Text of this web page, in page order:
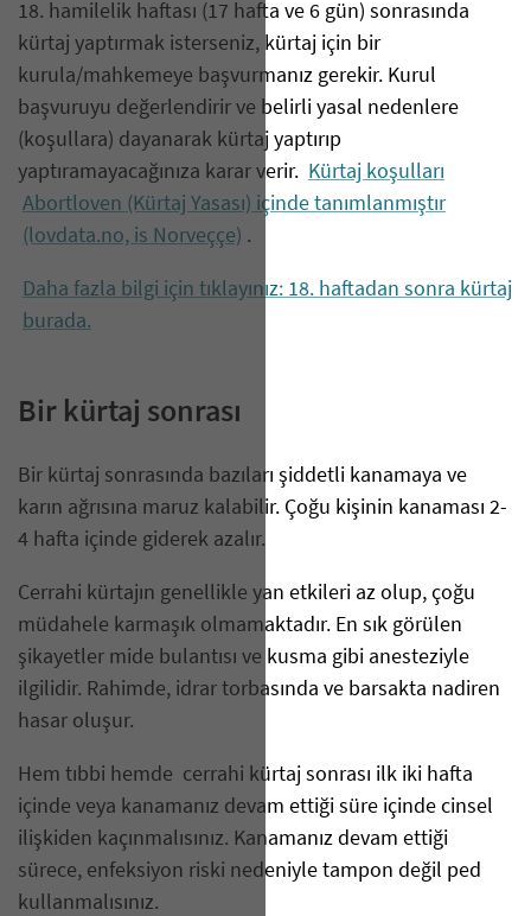
18. hamilelik haftası (17 hafta ve 6 gün) sonrasında
kürtaj yaptırmak isterseniz, kürtaj için bir
kurula/mahkemeye başvurmanız gerekir. Kurul
başvuruyu değerlendirir ve belirli yasal nedenlere
(koşullara) dayanarak kürtaj yaptırıp
yaptıramayacağınıza karar verir. Kürtaj koşulları
Abortloven (Kürtaj Yasası) içinde tanımlanmıştır
(lovdata.no, is Norveççe) .
Daha fazla bilgi için tıklayınız: 18. haftadan sonra kürtaj
burada.
Bir kürtaj sonrası
Bir kürtaj sonrasında bazıları şiddetli kanamaya ve
karın ağrısına maruz kalabilir. Çoğu kişinin kanaması 2-
4 hafta içinde giderek azalır.
Cerrahi kürtajın genellikle yan etkileri az olup, çoğu
müdahele karmaşık olmamaktadır. En sık görülen
şikayetler mide bulantısı ve kusma gibi anesteziyle
ilgilidir. Rahimde, idrar torbasında ve barsakta nadiren
hasar oluşur.
Hem tıbbi hemde cerrahi kürtaj sonrası ilk iki hafta
içinde veya kanamanız devam ettiği süre içinde cinsel
ilişkiden kaçınmalısınız. Kanamanız devam ettiği
sürece, enfeksiyon riski nedeniyle tampon değil ped
kullanmalısınız.